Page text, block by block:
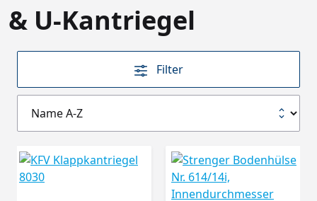
& U-Kantriegel
Filter